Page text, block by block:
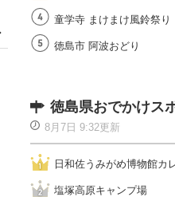
童学寺 まけまけ風鈴祭り
徳島市 阿波おどり
徳島県おでかけス
8月7日 9:32更新
日和佐うみがめ博物館カ
塩塚高原キャンプ場